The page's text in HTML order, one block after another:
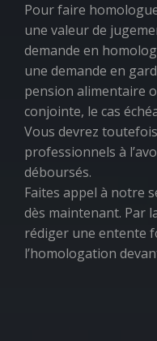
Pour faire
une valeur de
demande en
une demande en
pension alimentaire
conjointe, le cas
Vous devrez
professionnels à
déboursés.
Faites appel à notre
dès maintenant. Par
rédiger une entente
l’homologation